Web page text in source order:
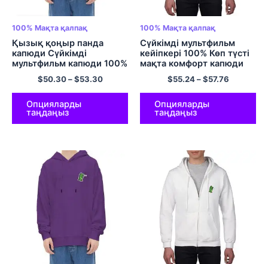
100% Мақта қалпақ
Қызық қоңыр панда
капюди Сүйкімді
мультфильм капюди 100%
Көп түсті мақта-мата
капюди
$50.30–$53.30
Опцияларды
таңдаңыз
100% Мақта қалпақ
Сүйкімді мультфильм
кейіпкері 100% Көп түсті
мақта комфорт капюди
$55.24–$57.76
Опцияларды
таңдаңыз